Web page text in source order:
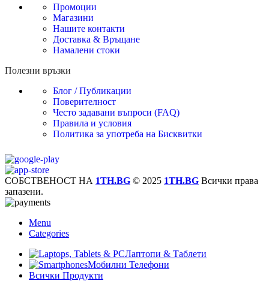
Промоции
Магазини
Нашите контакти
Доставка & Връщане
Намалени стоки
Полезни връзки
Блог / Публикации
Поверителност
Често задавани въпроси (FAQ)
Правила и условия
Политика за употреба на Бисквитки
СОБСТВЕНОСТ НА 1TH.BG © 2025 1TH.BG Всички права
запазени.
Menu
Categories
Лаптопи & Таблети
Мобилни Телефони
Всички Продукти